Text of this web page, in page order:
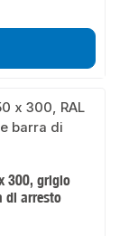
300, grigio
di arresto